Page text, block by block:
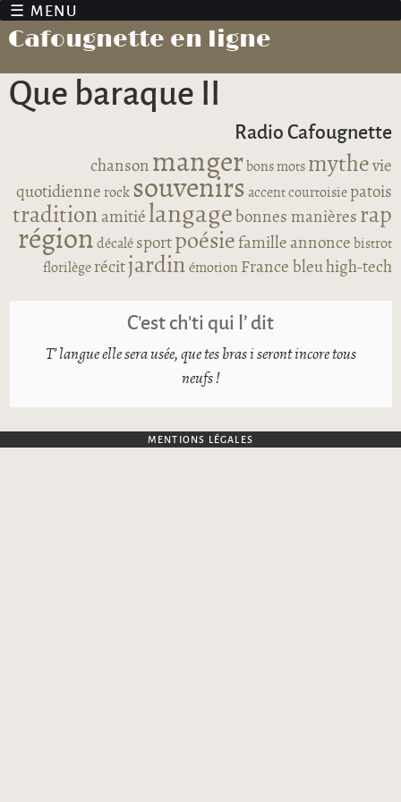
Cafougnette en ligne
Que baraque II
Radio Cafougnette
chanson manger bons mots mythevie
quotidienne rock souvenirs accentcourtoisiepatois
tradition amitié langage bonnes manières rap
région décalé sportpoésie famille annonce bistrot
florilège récitjardin émotion France bleuhigh-tech
C’est ch’ti qui l’ dit
T’ langue elle sera usée, que tes bras i seront incore tous
neufs !
MENTIONS LÉGALES